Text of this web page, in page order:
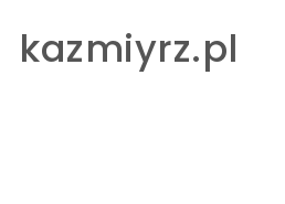
kazmiyrz.pl